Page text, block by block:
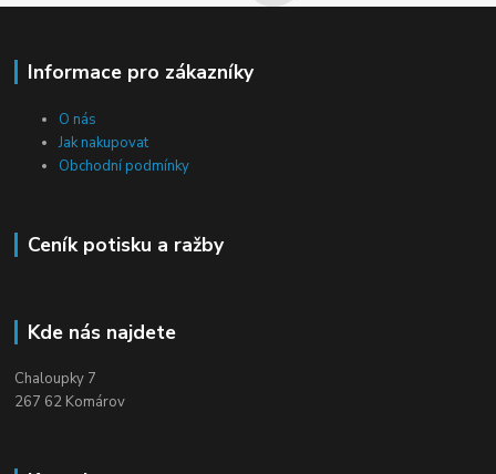
Informace pro zákazníky
O nás
Jak nakupovat
Obchodní podmínky
Ceník potisku a ražby
Kde nás najdete
Chaloupky 7
267 62 Komárov